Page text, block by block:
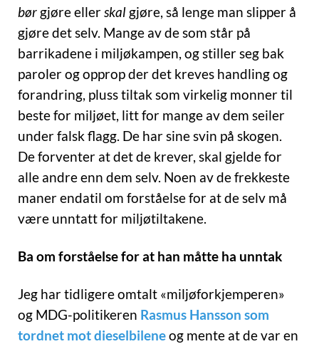
bør gjøre ellerskal gjøre, så lenge man slipper å
gjøre det selv. Mange av de som står på
barrikadene i miljøkampen, og stiller seg bak
paroler og opprop der det kreves handling og
forandring, pluss tiltak som virkelig monner til
beste for miljøet, litt for mange av dem seiler
under falsk flagg. De har sine svin på skogen.
De forventer at det de krever, skal gjelde for
alle andre enn dem selv. Noen av de frekkeste
maner endatil om forståelse for at de selv må
være unntatt for miljøtiltakene.
Ba om forståelse for at han måtte ha unntak
Jeg har tidligere omtalt «miljøforkjemperen»
og MDG-politikeren Rasmus Hansson som
tordnet mot dieselbileneog mente at de var en